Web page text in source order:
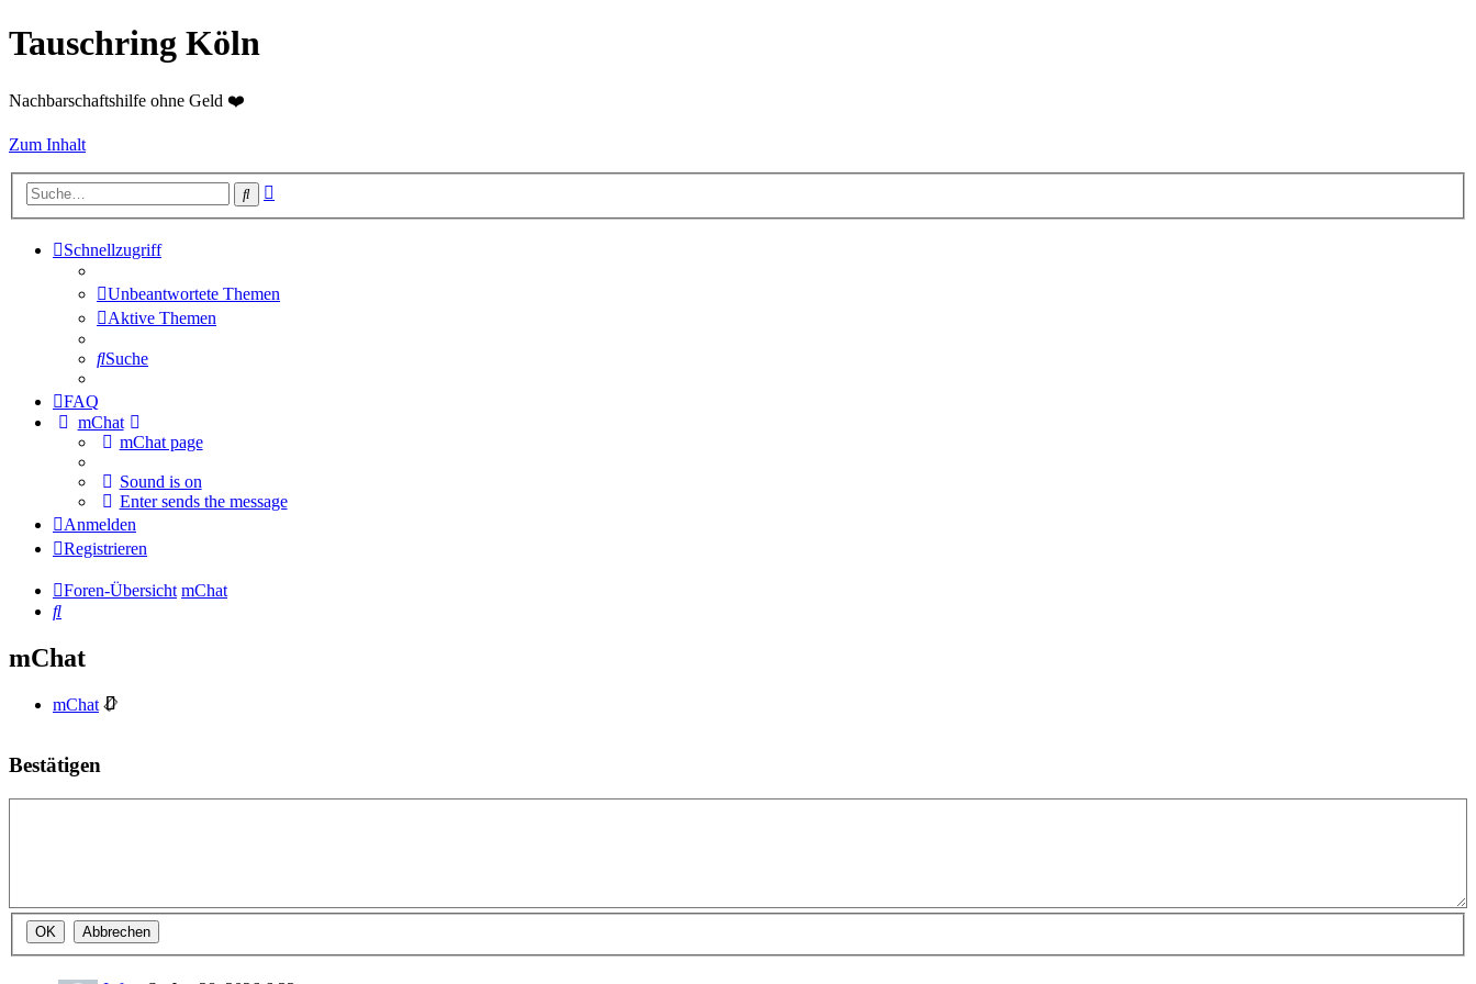
Tauschring Köln
Nachbarschaftshilfe ohne Geld ❤️
Zum Inhalt
Suche
Schnellzugriff
Unbeantwortete Themen
Aktive Themen
Suche
FAQ
mChat
mChat page
Sound is on
Enter sends the message
Anmelden
Registrieren
Foren-Übersicht mChat
Suche
mChat
mChat
Bestätigen